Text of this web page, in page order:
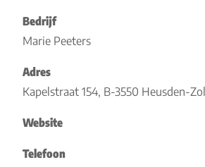
Bedrijf
Marie Peeters
Adres
Kapelstraat 154, B-3550 Heusden-
Website
Telefoon